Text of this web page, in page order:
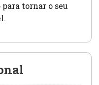
tornar o seu